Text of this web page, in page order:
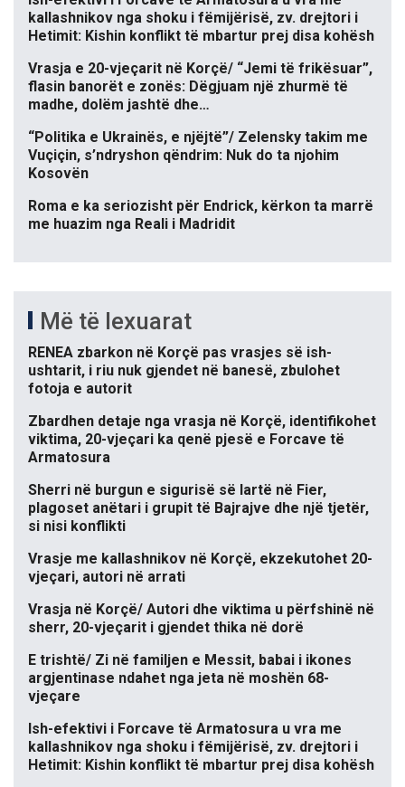
kallashnikov nga shoku i fëmijërisë, zv. drejtori i
Hetimit: Kishin konflikt të mbartur prej disa kohësh
Vrasja e 20-vjeçarit në Korçë/ “Jemi të frikësuar”,
flasin banorët e zonës: Dëgjuam një zhurmë të
madhe, dolëm jashtë dhe…
“Politika e Ukrainës, e njëjtë”/ Zelensky takim me
Vuçiçin, s’ndryshon qëndrim: Nuk do ta njohim
Kosovën
Roma e ka seriozisht për Endrick, kërkon ta marrë
me huazim nga Reali i Madridit
Më të lexuarat
RENEA zbarkon në Korçë pas vrasjes së ish-
ushtarit, i riu nuk gjendet në banesë, zbulohet
fotoja e autorit
Zbardhen detaje nga vrasja në Korçë, identifikohet
viktima, 20-vjeçari ka qenë pjesë e Forcave të
Armatosura
Sherri në burgun e sigurisë së lartë në Fier,
plagoset anëtari i grupit të Bajrajve dhe një tjetër,
si nisi konflikti
Vrasje me kallashnikov në Korçë, ekzekutohet 20-
vjeçari, autori në arrati
Vrasja në Korçë/ Autori dhe viktima u përfshinë në
sherr, 20-vjeçarit i gjendet thika në dorë
E trishtë/ Zi në familjen e Messit, babai i ikones
argjentinase ndahet nga jeta në moshën 68-
vjeçare
Ish-efektivi i Forcave të Armatosura u vra me
kallashnikov nga shoku i fëmijërisë, zv. drejtori i
Hetimit: Kishin konflikt të mbartur prej disa kohësh